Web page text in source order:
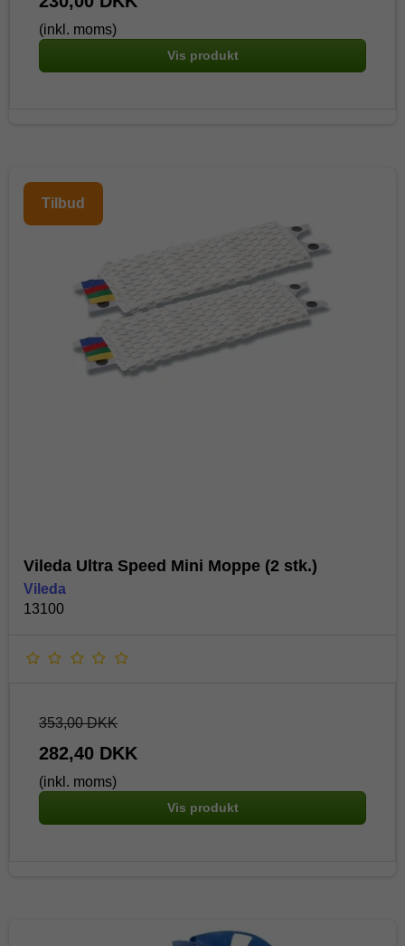
(inkl. moms)
Vis produkt
Tilbud
Vileda Ultra Speed Mini Moppe (2 stk.)
Vileda
13100
353,00 DKK
282,40 DKK
(inkl. moms)
Vis produkt